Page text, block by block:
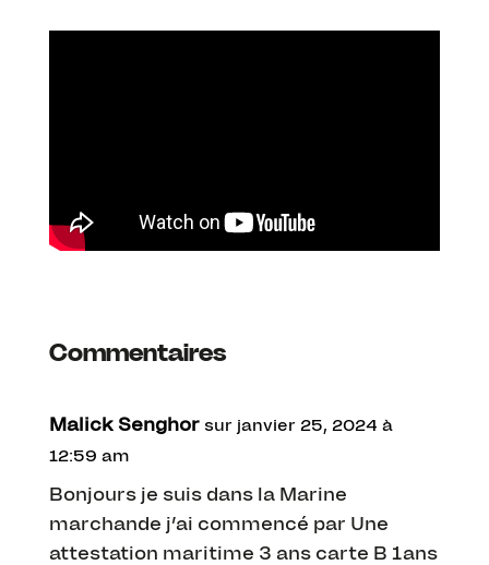
Commentaires
Malick Senghor sur janvier 25, 2024 à
12:59 am
Bonjours je suis dans la Marine
marchande j’ai commencé par Une
attestation maritime 3 ans carte B 1ans